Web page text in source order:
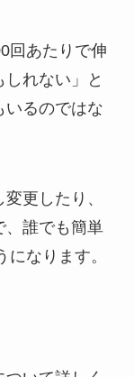
回あたりで伸
れない」と
いるのではな
更したり、
、誰でも簡単
なります。